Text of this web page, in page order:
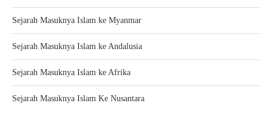
Sejarah Masuknya Islam ke Myanmar
Sejarah Masuknya Islam ke Andalusia
Sejarah Masuknya Islam ke Afrika
Sejarah Masuknya Islam Ke Nusantara